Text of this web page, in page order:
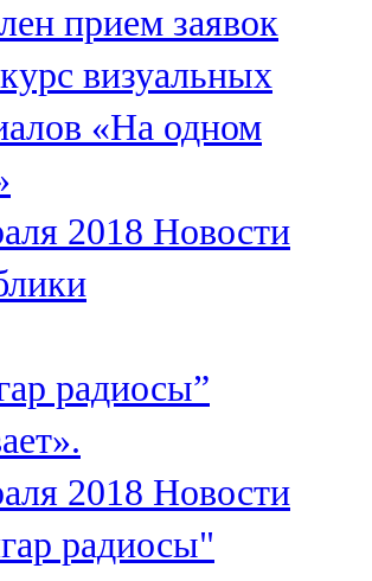
прием заявок
визуальных
«На одном
2018 Новости
радиосы”
2018 Новости
радиосы"